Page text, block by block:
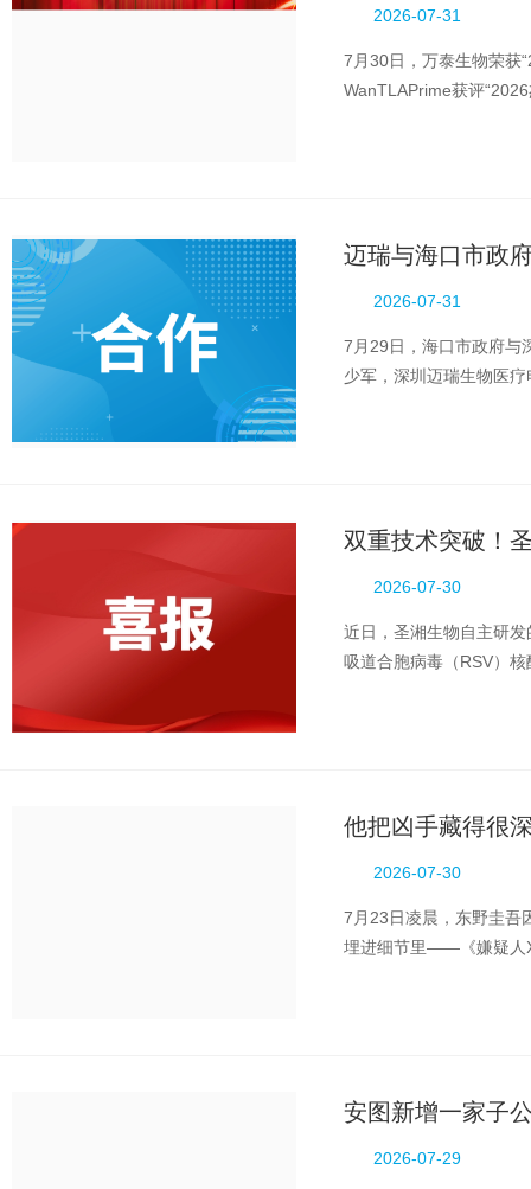
2026-07-31
7月30日，万泰生物荣获
WanTLAPrime获评
迈瑞与海口市政
2026-07-31
7月29日，海口市政府与
少军，深圳迈瑞生物医
双重技术突破！
2026-07-30
近日，圣湘生物自主研
吸道合胞病毒（RSV）
他把凶手藏得很
2026-07-30
7月23日凌晨，东野圭吾
埋进细节里——《嫌疑人
安图新增一家子
2026-07-29